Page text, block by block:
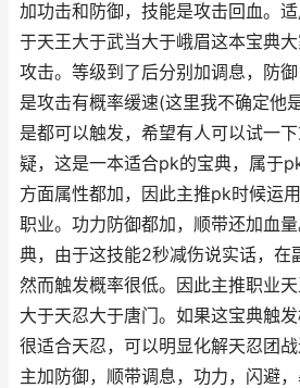
加功击和防御，技能是攻击回血。
于天王大于武当大于峨眉这本宝典
攻击。等级到了后分别加调息，防
是攻击有概率缓速(这里我不确定他
是都可以触发，希望有人可以试一
疑，这是一本适合pk的宝典，属于
方面属性都加，因此主推pk时候运
职业。功力防御都加，顺带还加血
典，由于这技能2秒减伤说实话，在
然而触发概率很低。因此主推职业
大于天忍大于唐门。如果这宝典触
很适合天忍，可以明显化解天忍团战
主加防御，顺带调息，功力，闪避